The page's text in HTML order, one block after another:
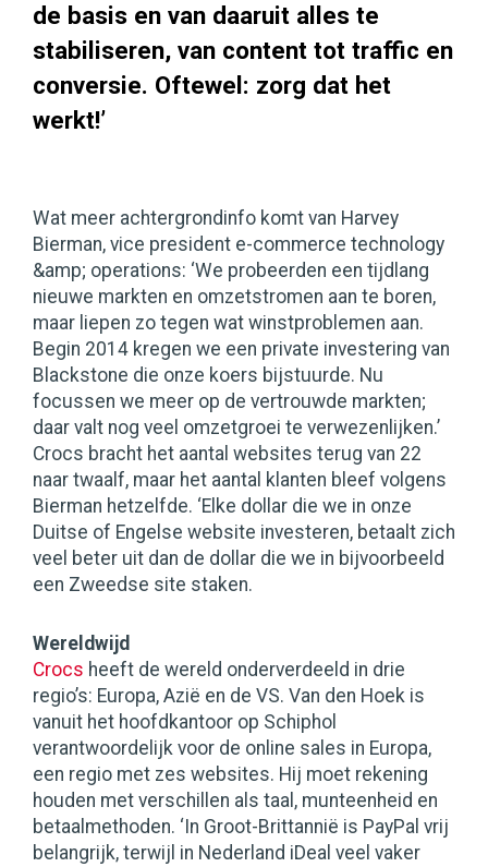
de basis en van daaruit alles te
stabiliseren, van content tot traffic en
conversie. Oftewel: zorg dat het
werkt!’
Wat meer achtergrondinfo komt van Harvey
Bierman, vice president e-commerce technology
&amp; operations: ‘We probeerden een tijdlang
nieuwe markten en omzetstromen aan te boren,
maar liepen zo tegen wat winstproblemen aan.
Begin 2014 kregen we een private investering van
Blackstone die onze koers bijstuurde. Nu
focussen we meer op de vertrouwde markten;
daar valt nog veel omzetgroei te verwezenlijken.’
Crocs bracht het aantal websites terug van 22
naar twaalf, maar het aantal klanten bleef volgens
Bierman hetzelfde. ‘Elke dollar die we in onze
Duitse of Engelse website investeren, betaalt zich
veel beter uit dan de dollar die we in bijvoorbeeld
een Zweedse site staken.
Wereldwijd
Crocs heeft de wereld onderverdeeld in drie
regio’s: Europa, Azië en de VS. Van den Hoek is
vanuit het hoofdkantoor op Schiphol
verantwoordelijk voor de online sales in Europa,
een regio met zes websites. Hij moet rekening
houden met verschillen als taal, munteenheid en
betaalmethoden. ‘In Groot-Brittannië is PayPal vrij
belangrijk, terwijl in Nederland iDeal veel vaker